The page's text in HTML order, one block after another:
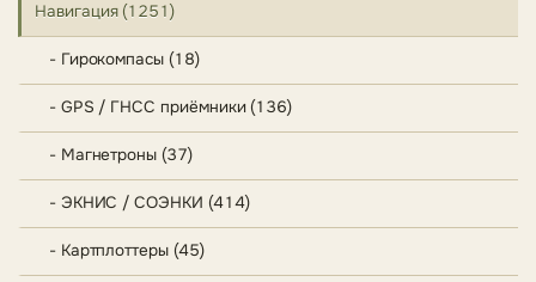
Навигация (1251)
- Гирокомпасы (18)
- GPS / ГНСС приёмники (136)
- Магнетроны (37)
- ЭКНИС / СОЭНКИ (414)
- Картплоттеры (45)